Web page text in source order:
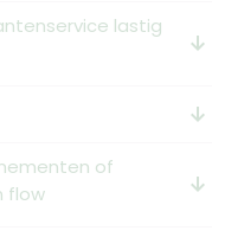
lastig
arrow_downward_alt
arrow_downward_alt
of
flow
arrow_downward_alt